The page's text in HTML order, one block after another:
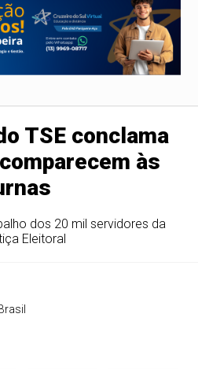
TSE conclama
às
dos 20 mil servidores da
Eleitoral